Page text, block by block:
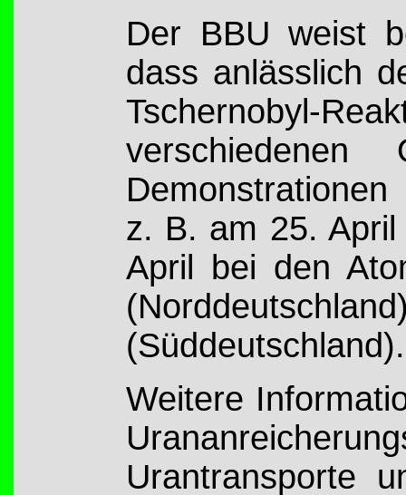
Der BBU weist
dass anlässlich
Tschernobyl-
verschiedenen
z. B. am 25.
April bei den
(Süddeutschland).
Weitere
Urantransporte